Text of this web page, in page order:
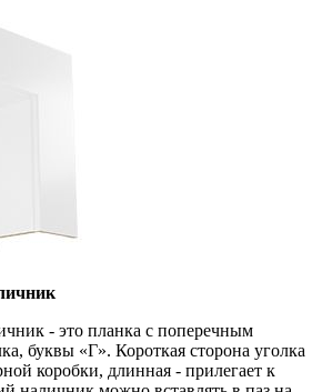
- это планка с поперечным
буквы «Г». Короткая сторона уголка
коробки, длинная - прилегает к